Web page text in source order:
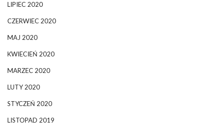
LIPIEC 2020
CZERWIEC 2020
MAJ 2020
KWIECIEŃ 2020
MARZEC 2020
LUTY 2020
STYCZEŃ 2020
LISTOPAD 2019